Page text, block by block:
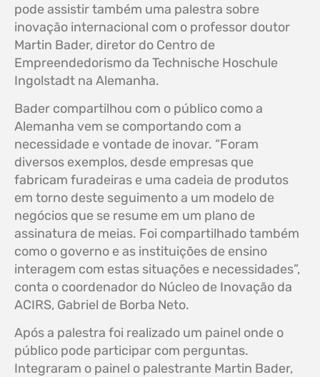
pode assistir também uma palestra sobre
inovação internacional com o professor doutor
Martin Bader, diretor do Centro de
Empreendedorismo da Technische Hoschule
Ingolstadt na Alemanha.
Bader compartilhou com o público como a
Alemanha vem se comportando com a
necessidade e vontade de inovar. “Foram
diversos exemplos, desde empresas que
fabricam furadeiras e uma cadeia de produtos
em torno deste seguimento a um modelo de
negócios que se resume em um plano de
assinatura de meias. Foi compartilhado também
como o governo e as instituições de ensino
interagem com estas situações e necessidades”,
conta o coordenador do Núcleo de Inovação da
ACIRS, Gabriel de Borba Neto.
Após a palestra foi realizado um painel onde o
público pode participar com perguntas.
Integraram o painel o palestrante Martin Bader,